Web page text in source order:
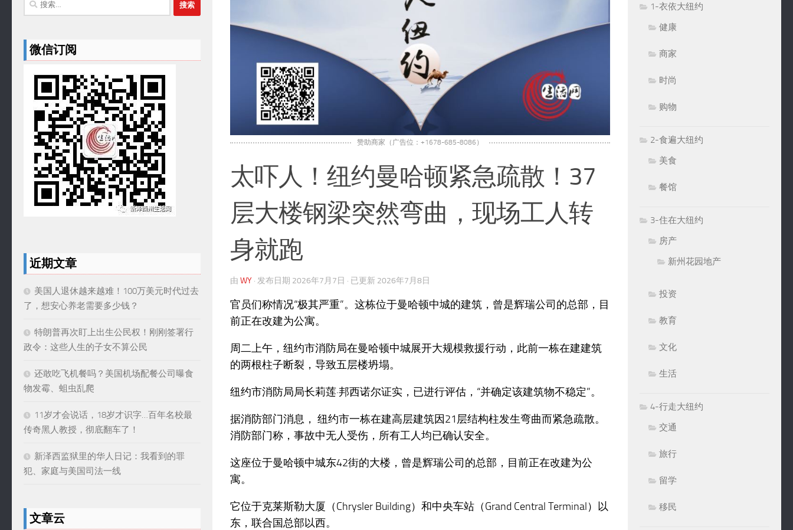
赞助商家（广告位：+1678-685-8086）
太吓人！纽约曼哈顿紧急疏散！37
层大楼钢梁突然弯曲，现场工人转
身就跑
由 WY · 发布日期 2026年7月7日 · 已更新 2026年7月8日
官员们称情况“极其严重”。这栋位于曼哈顿中城的建筑，曾是辉瑞公司的总部，目
前正在改建为公寓。
周二上午，纽约市消防局在曼哈顿中城展开大规模救援行动，此前一栋在建建筑
的两根柱子断裂，导致五层楼坍塌。
纽约市消防局局长莉莲·邦西诺尔证实，已进行评估，“并确定该建筑物不稳定”。
据消防部门消息， 纽约市一栋在建高层建筑因21层结构柱发生弯曲而紧急疏散。
消防部门称，事故中无人受伤，所有工人均已确认安全。
这座位于曼哈顿中城东42街的大楼，曾是辉瑞公司的总部，目前正在改建为公
寓。
它位于克莱斯勒大厦（Chrysler Building）和中央车站（Grand Central Terminal）以
东，联合国总部以西。
索：
微信订阅
近期文章
美国人退休越来越难！100万美元时代过去
了，想安心养老需要多少钱？
特朗普再次盯上出生公民权！刚刚签署行
政令：这些人生的子女不算公民
还敢吃飞机餐吗？美国机场配餐公司曝食
物发霉、蛆虫乱爬
11岁才会说话，18岁才识字…百年名校最
传奇黑人教授，彻底翻车了！
新泽西监狱里的华人日记：我看到的罪
犯、家庭与美国司法一线
文章云
1-衣依大纽约
健康
商家
时尚
购物
2-食遍大纽约
美食
餐馆
3-住在大纽约
房产
新州花园地产
投资
教育
文化
生活
4-行走大纽约
交通
旅行
留学
移民